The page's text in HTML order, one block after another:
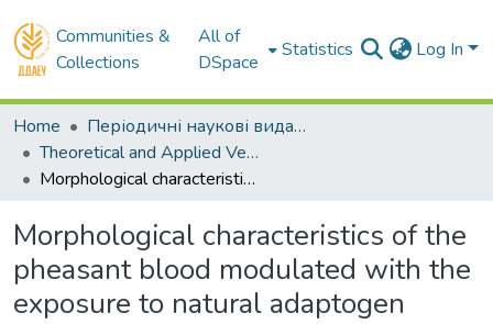
Communities &
Collections
All of
DSpace
Statistics Log In
Home
Періодичні наукові видання ДДАЕУ
Theoretical and Applied Veterinary Medicine
Morphological characteristics of the pheasant blood modulated with the exposure to natural adaptogen
Morphological characteristics of the
pheasant blood modulated with the
exposure to natural adaptogen